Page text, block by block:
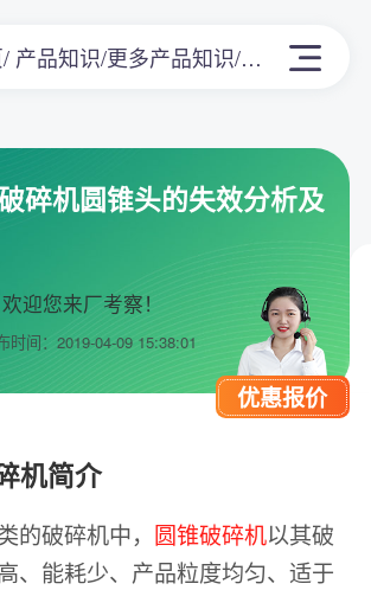
/ 产品知识/更多产品知识/正文
碎机圆锥头的失效分析及
迎您来厂考察！
时间：2019-04-09 15:38:01
优惠报价
机简介
的破碎机中， 圆锥破碎机以其破
、能耗少、产品粒度均匀、适于